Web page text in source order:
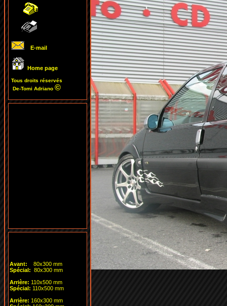
E-mail
Home page
Tous droits réservés
De-Tomi Adriano ©
Avant:
80x300 mm
Spécial: 80x300 mm
Arrière: 110x500 mm
Spécial: 110x500 mm
Arrière: 160x300 mm